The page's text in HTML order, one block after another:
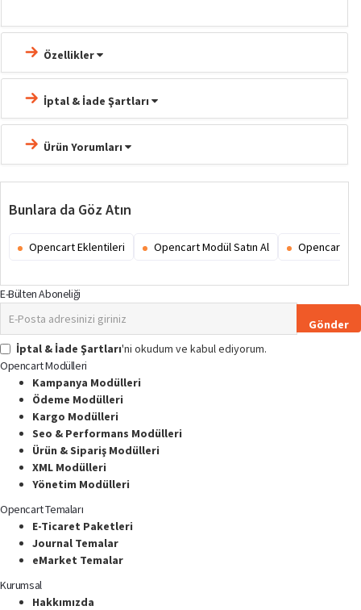
Özellikler
İptal & İade Şartları
Ürün Yorumları
Bunlara da Göz Atın
Opencart Eklentileri Opencart Modül Satın Al Opencart
E-Bülten Aboneliği
Posta
adresinizi
giriniz
Gönder
İptal & İade Şartları'ni okudum ve kabul ediyorum.
Opencart Modülleri
Kampanya Modülleri
Ödeme Modülleri
Kargo Modülleri
Seo & Performans Modülleri
Ürün & Sipariş Modülleri
XML Modülleri
Yönetim Modülleri
Opencart Temaları
E-Ticaret Paketleri
Journal Temalar
eMarket Temalar
Kurumsal
Hakkımızda